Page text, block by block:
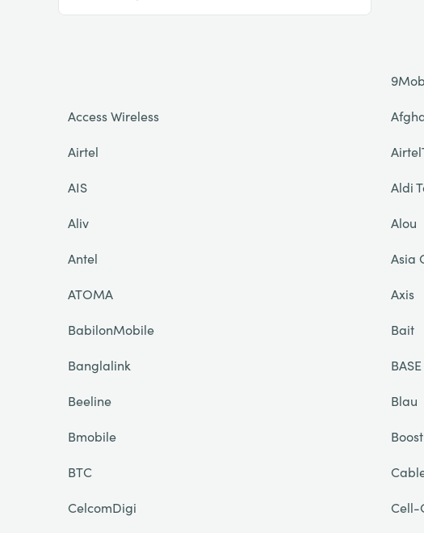
Access Wireless
Airtel
AIS
Aldi
Aliv
Alou
Antel
Asia
ATOMA
Axis
BabilonMobile
Bait
Banglalink
BASE
Beeline
Blau
Bmobile
BTC
CelcomDigi
Cell-